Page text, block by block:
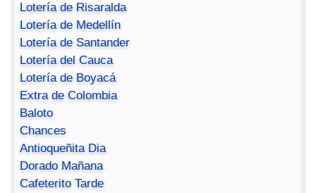
Lotería de Risaralda
Lotería de Medellín
Lotería de Santander
Lotería del Cauca
Lotería de Boyacá
Extra de Colombia
Baloto
Chances
Antioqueñita Dia
Dorado Mañana
Cafeterito Tarde